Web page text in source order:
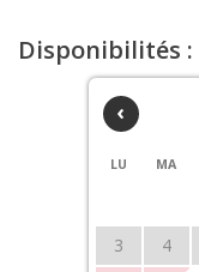
Disponibilités :
‹
LU MA
3
4